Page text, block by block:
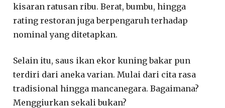
kisaran ratusan ribu. Berat, bumbu, hingga
rating restoran juga berpengaruh terhadap
nominal yang ditetapkan.
Selain itu, saus ikan ekor kuning bakar pun
terdiri dari aneka varian. Mulai dari cita rasa
tradisional hingga mancanegara. Bagaimana?
Menggiurkan sekali bukan?